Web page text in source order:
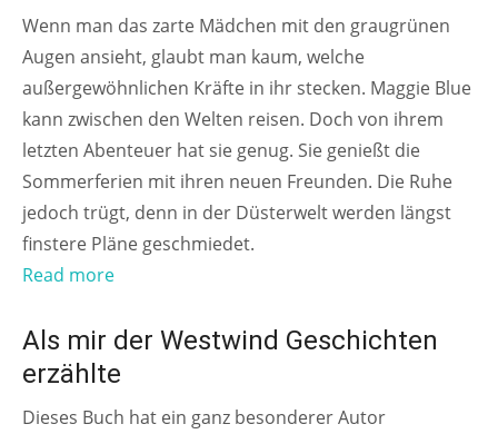
Wenn man das zarte Mädchen mit den graugrünen
Augen ansieht, glaubt man kaum, welche
außergewöhnlichen Kräfte in ihr stecken. Maggie Blue
kann zwischen den Welten reisen. Doch von ihrem
letzten Abenteuer hat sie genug. Sie genießt die
Sommerferien mit ihren neuen Freunden. Die Ruhe
jedoch trügt, denn in der Düsterwelt werden längst
finstere Pläne geschmiedet.
Read more
AB 6 JAHREN
Als mir der Westwind Geschichten
erzählte
Dieses Buch hat ein ganz besonderer Autor